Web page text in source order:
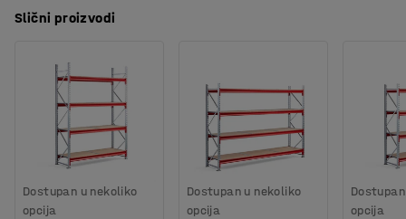
Slični proizvodi
Dostupan u nekoliko
opcija
Dostupan u nekoliko
opcija
opcija